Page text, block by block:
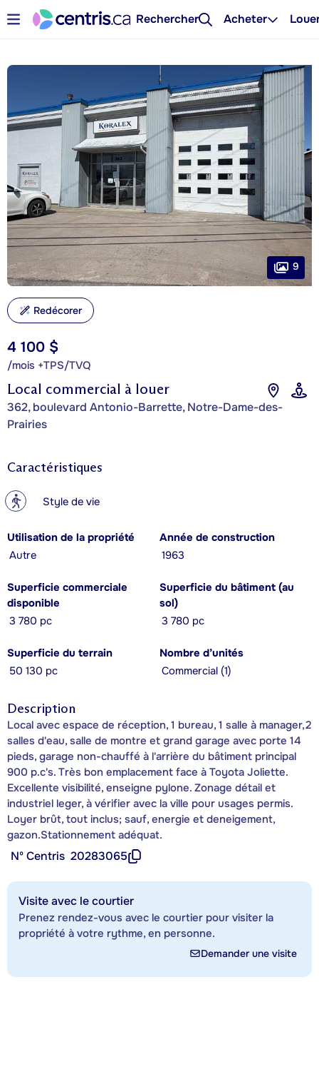
Rechercher Acheter
Local commercial à louer
362, boulevard Antonio-Barrette, Notre-Dame-des-
Prairies
4 100 $
/mois +TPS/TVQ
9
Redécorer
Caractéristiques
? Style de vie
Utilisation de la propriété
Autre
Année de construction
1963
Superficie commerciale
disponible
3 780 pc
Superficie du bâtiment (au
sol)
3 780 pc
Superficie du terrain
50 130 pc
Nombre d’unités
Commercial (1)
Description
Local avec espace de réception, 1 bureau, 1 salle à manager,2
salles d'eau, salle de montre et grand garage avec porte 14
pieds, garage non-chauffé à l'arrière du bâtiment principal
900 p.c's. Très bon emplacement face à Toyota Joliette.
Excellente visibilité, enseigne pylone. Zonage détail et
industriel leger, à vérifier avec la ville pour usages permis.
Loyer brût, tout inclus; sauf, energie et deneigement,
gazon.Stationnement adéquat.
Nº Centris 20283065
Visite avec le courtier
Prenez rendez-vous avec le courtier pour visiter la
propriété à votre rythme, en personne.
Demander une visite